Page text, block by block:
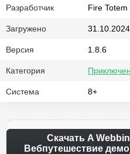
Разработчик Fire
Загружено 31.10.2024
Версия 1.8.6
Категория
Система 8+
Скачать A
Вебпутешествие